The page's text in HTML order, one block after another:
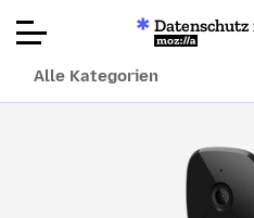
Artikel
Mozilla
Alle Kategorien